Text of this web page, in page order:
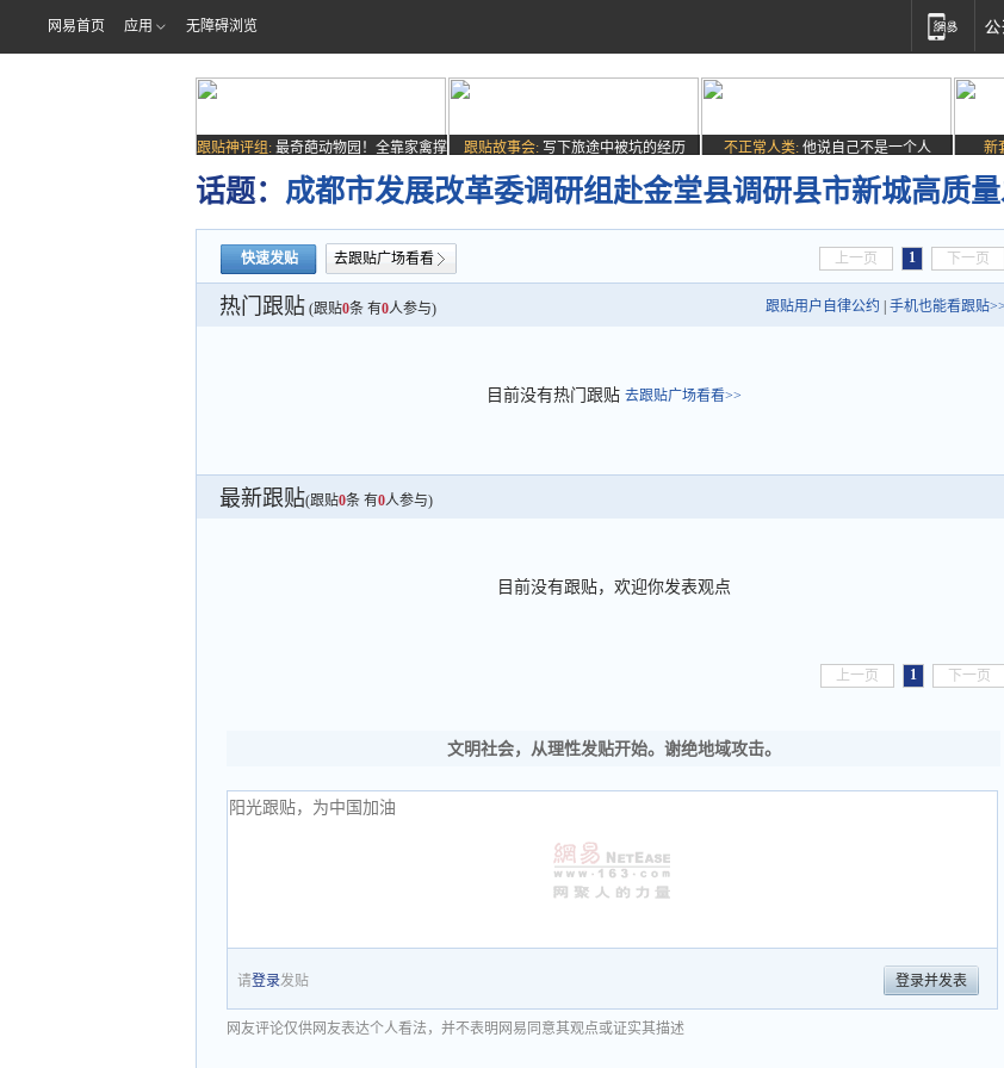
网易首页 应用 无障碍浏览
跟贴神评组: 最奇葩动物园！全靠家禽撑
场子
跟贴故事会: 写下旅途中被坑的经历 不正常人类: 他说自己不是一个人 新
话题： 成都市发展改革委调研组赴金堂县调研县市新城高质
快速发贴 去跟贴广场看看 上一页 1 下一页
热门跟贴 (跟贴0条 有0人参与) 跟贴用户自律公约 手机也能看跟贴>>
目前没有热门跟贴 去跟贴广场看看>>
最新跟贴(跟贴0条 有0人参与)
目前没有跟贴，欢迎你发表观点
上一页 1 下一页
文明社会，从理性发贴开始。谢绝地域攻击。
请登录发贴 登录并发表
网友评论仅供网友表达个人看法，并不表明网易同意其观点或证实其描述